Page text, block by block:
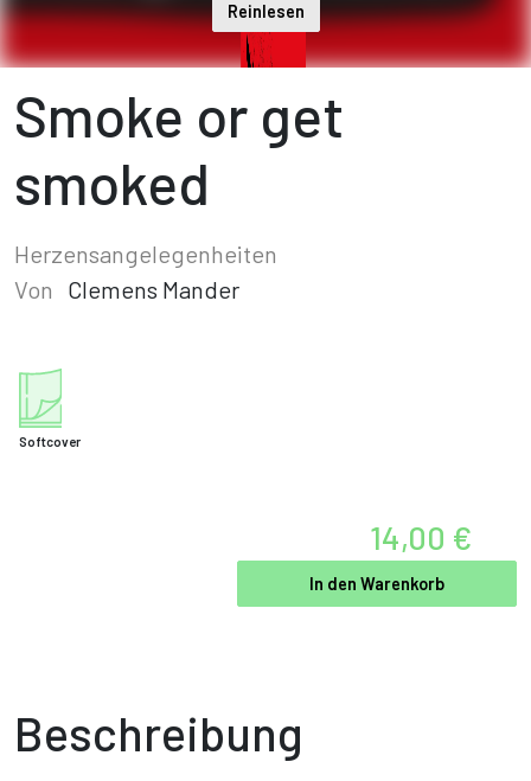
Reinlesen
Smoke or get
smoked
Herzensangelegenheiten
Von
Clemens Mander
Softcover
14,00 €
In den Warenkorb
Beschreibung